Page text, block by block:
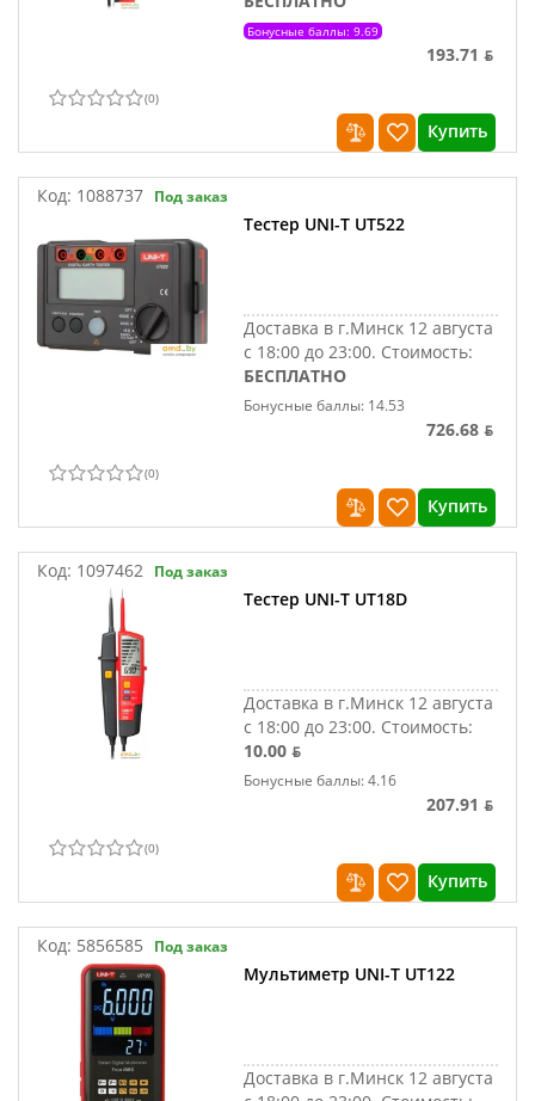
Бонусные баллы: 9.69
193.71 ƃ
(0)
Купить
Код: 1088737 Под заказ
Тестер UNI-T UT522
Доставка в г.Минск 12 августа
с 18:00 до 23:00. Стоимость:
БЕСПЛАТНО
Бонусные баллы: 14.53
726.68 ƃ
(0)
Купить
Код: 1097462 Под заказ
Тестер UNI-T UT18D
Доставка в г.Минск 12 августа
с 18:00 до 23:00. Стоимость:
10.00 ƃ
Бонусные баллы: 4.16
207.91 ƃ
(0)
Купить
Код: 5856585 Под заказ
Мультиметр UNI-T UT122
Доставка в г.Минск 12 августа